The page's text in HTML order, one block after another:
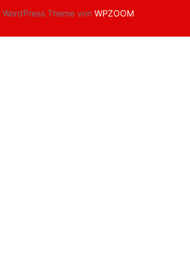
WordPress Theme von WPZOOM